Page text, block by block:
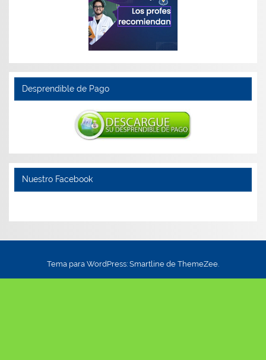
Desprendible de Pago
Nuestro Facebook
Tema para WordPress: Smartline de ThemeZee.